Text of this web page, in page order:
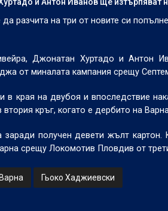
и Антон Иванов ще изтърпяват
разчита на три от новите си
Джонатан Хуртадо и Антон
от миналата кампания срещу
в края на двубоя и впоследствие
кръг, когато е дербито на Варна
заради получен девети жълт
срещу Локомотив Пловдив от
Гьоко Хаджиевски